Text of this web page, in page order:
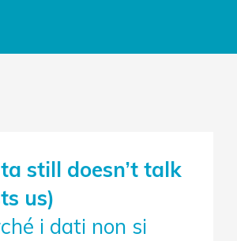
still doesn’t talk
us)
i dati non si